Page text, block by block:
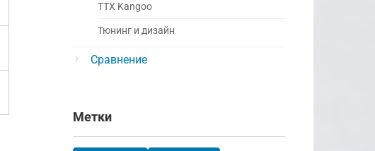
ТТХ Kangoo
Тюнинг и дизайн
Сравнение
Метки